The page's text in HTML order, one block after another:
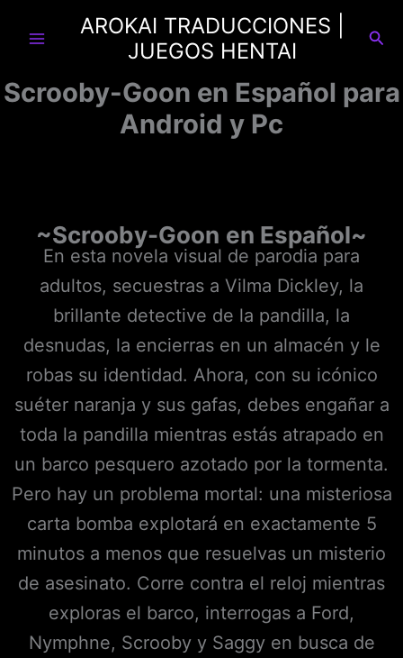
AROKAI TRADUCCIONES |
JUEGOS HENTAI
Scrooby-Goon en Español para
Android y Pc
~Scrooby-Goon en Español~
En esta novela visual de parodia para
adultos, secuestras a Vilma Dickley, la
brillante detective de la pandilla, la
desnudas, la encierras en un almacén y le
robas su identidad. Ahora, con su icónico
suéter naranja y sus gafas, debes engañar a
toda la pandilla mientras estás atrapado en
un barco pesquero azotado por la tormenta.
Pero hay un problema mortal: una misteriosa
carta bomba explotará en exactamente 5
minutos a menos que resuelvas un misterio
de asesinato. Corre contra el reloj mientras
exploras el barco, interrogas a Ford,
Nymphne, Scrooby y Saggy en busca de